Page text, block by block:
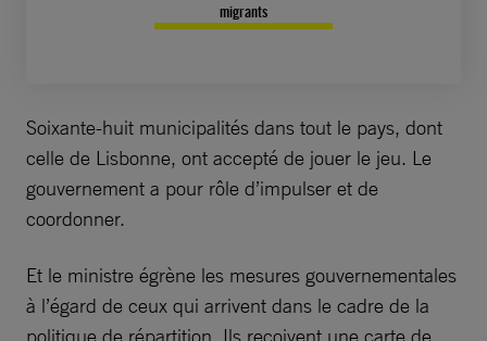
migrants
Soixante-huit municipalités dans tout le pays, dont
celle de Lisbonne, ont accepté de jouer le jeu. Le
gouvernement a pour rôle d’impulser et de
coordonner.
Et le ministre égrène les mesures gouvernementales
à l’égard de ceux qui arrivent dans le cadre de la
politique de répartition. Ils reçoivent une carte de